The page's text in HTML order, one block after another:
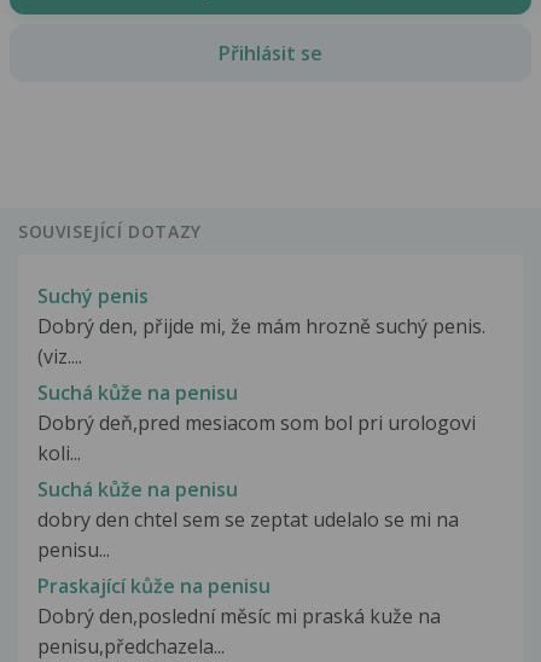
Přihlásit se
SOUVISEJÍCÍ DOTAZY
Suchý penis
Dobrý den, přijde mi, že mám hrozně suchý penis.
(viz....
Suchá kůže na penisu
Dobrý deň,pred mesiacom som bol pri urologovi
koli...
Suchá kůže na penisu
dobry den chtel sem se zeptat udelalo se mi na
penisu...
Praskající kůže na penisu
Dobrý den,poslední měsíc mi praská kuže na
penisu,předchazela...